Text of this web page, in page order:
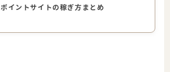
ポイントサイトの稼ぎ方まとめ